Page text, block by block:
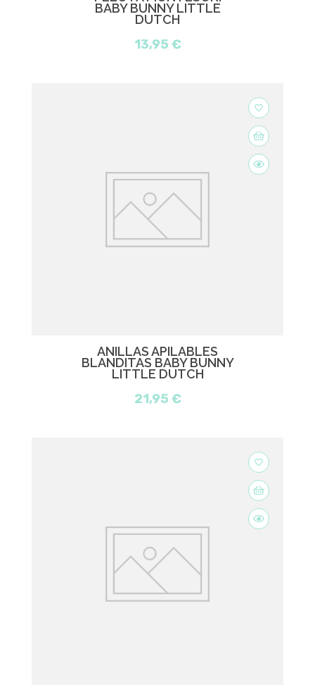
BABY BUNNY LITTLE
DUTCH
13,95 €
favorite_border
ANILLAS APILABLES
BLANDITAS BABY BUNNY
LITTLE DUTCH
21,95 €
favorite_border